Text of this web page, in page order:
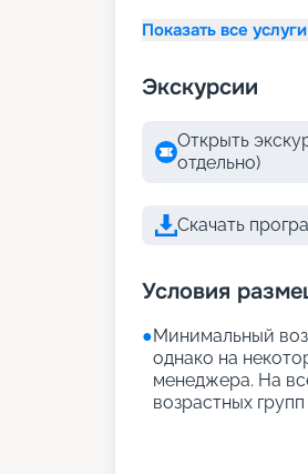
Показать все услуги
Экскурсии
Открыть
отдельно)
Скачать
Условия
●Минимальный
однако на
менеджера. На
возрастных